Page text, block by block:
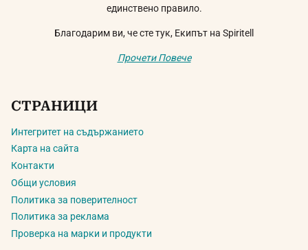
единствено правило.
Благодарим ви, че сте тук, Екипът на Spiritell
Прочети Повече
СТРАНИЦИ
Интегритет на съдържанието
Карта на сайта
Контакти
Общи условия
Политика за поверителност
Политика за реклама
Проверка на марки и продукти